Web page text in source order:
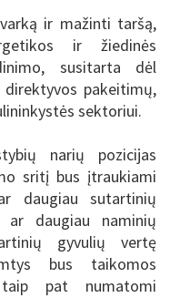
ir mažinti taršą,
ir žiedinės
susitarta dėl
pakeitimų,
sektoriui.
narių pozicijas
sritį bus įtraukiami
daugiau sutartinių
daugiau naminių
gyvulių vertę
bus taikomos
taip pat numatomi